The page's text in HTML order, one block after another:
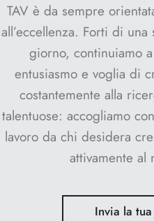
TAV è da sempre
all’eccellenza. Forti di
giorno, continuiamo
entusiasmo e voglia di
costantemente alla
talentuose: accogliamo
lavoro da chi desidera
attivamente al
Invia la